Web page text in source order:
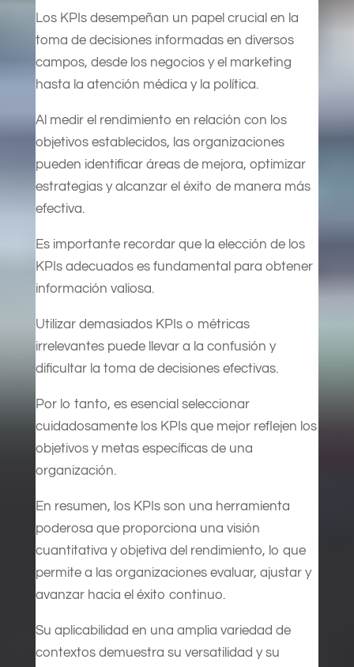
Los KPIs desempeñan un papel crucial en la
toma de decisiones informadas en diversos
campos, desde los negocios y el marketing
hasta la atención médica y la política.
Al medir el rendimiento en relación con los
objetivos establecidos, las organizaciones
pueden identificar áreas de mejora, optimizar
estrategias y alcanzar el éxito de manera más
efectiva.
Es importante recordar que la elección de los
KPIs adecuados es fundamental para obtener
información valiosa.
Utilizar demasiados KPIs o métricas
irrelevantes puede llevar a la confusión y
dificultar la toma de decisiones efectivas.
Por lo tanto, es esencial seleccionar
cuidadosamente los KPIs que mejor reflejen los
objetivos y metas específicas de una
organización.
En resumen, los KPIs son una herramienta
poderosa que proporciona una visión
cuantitativa y objetiva del rendimiento, lo que
permite a las organizaciones evaluar, ajustar y
avanzar hacia el éxito continuo.
Su aplicabilidad en una amplia variedad de
contextos demuestra su versatilidad y su